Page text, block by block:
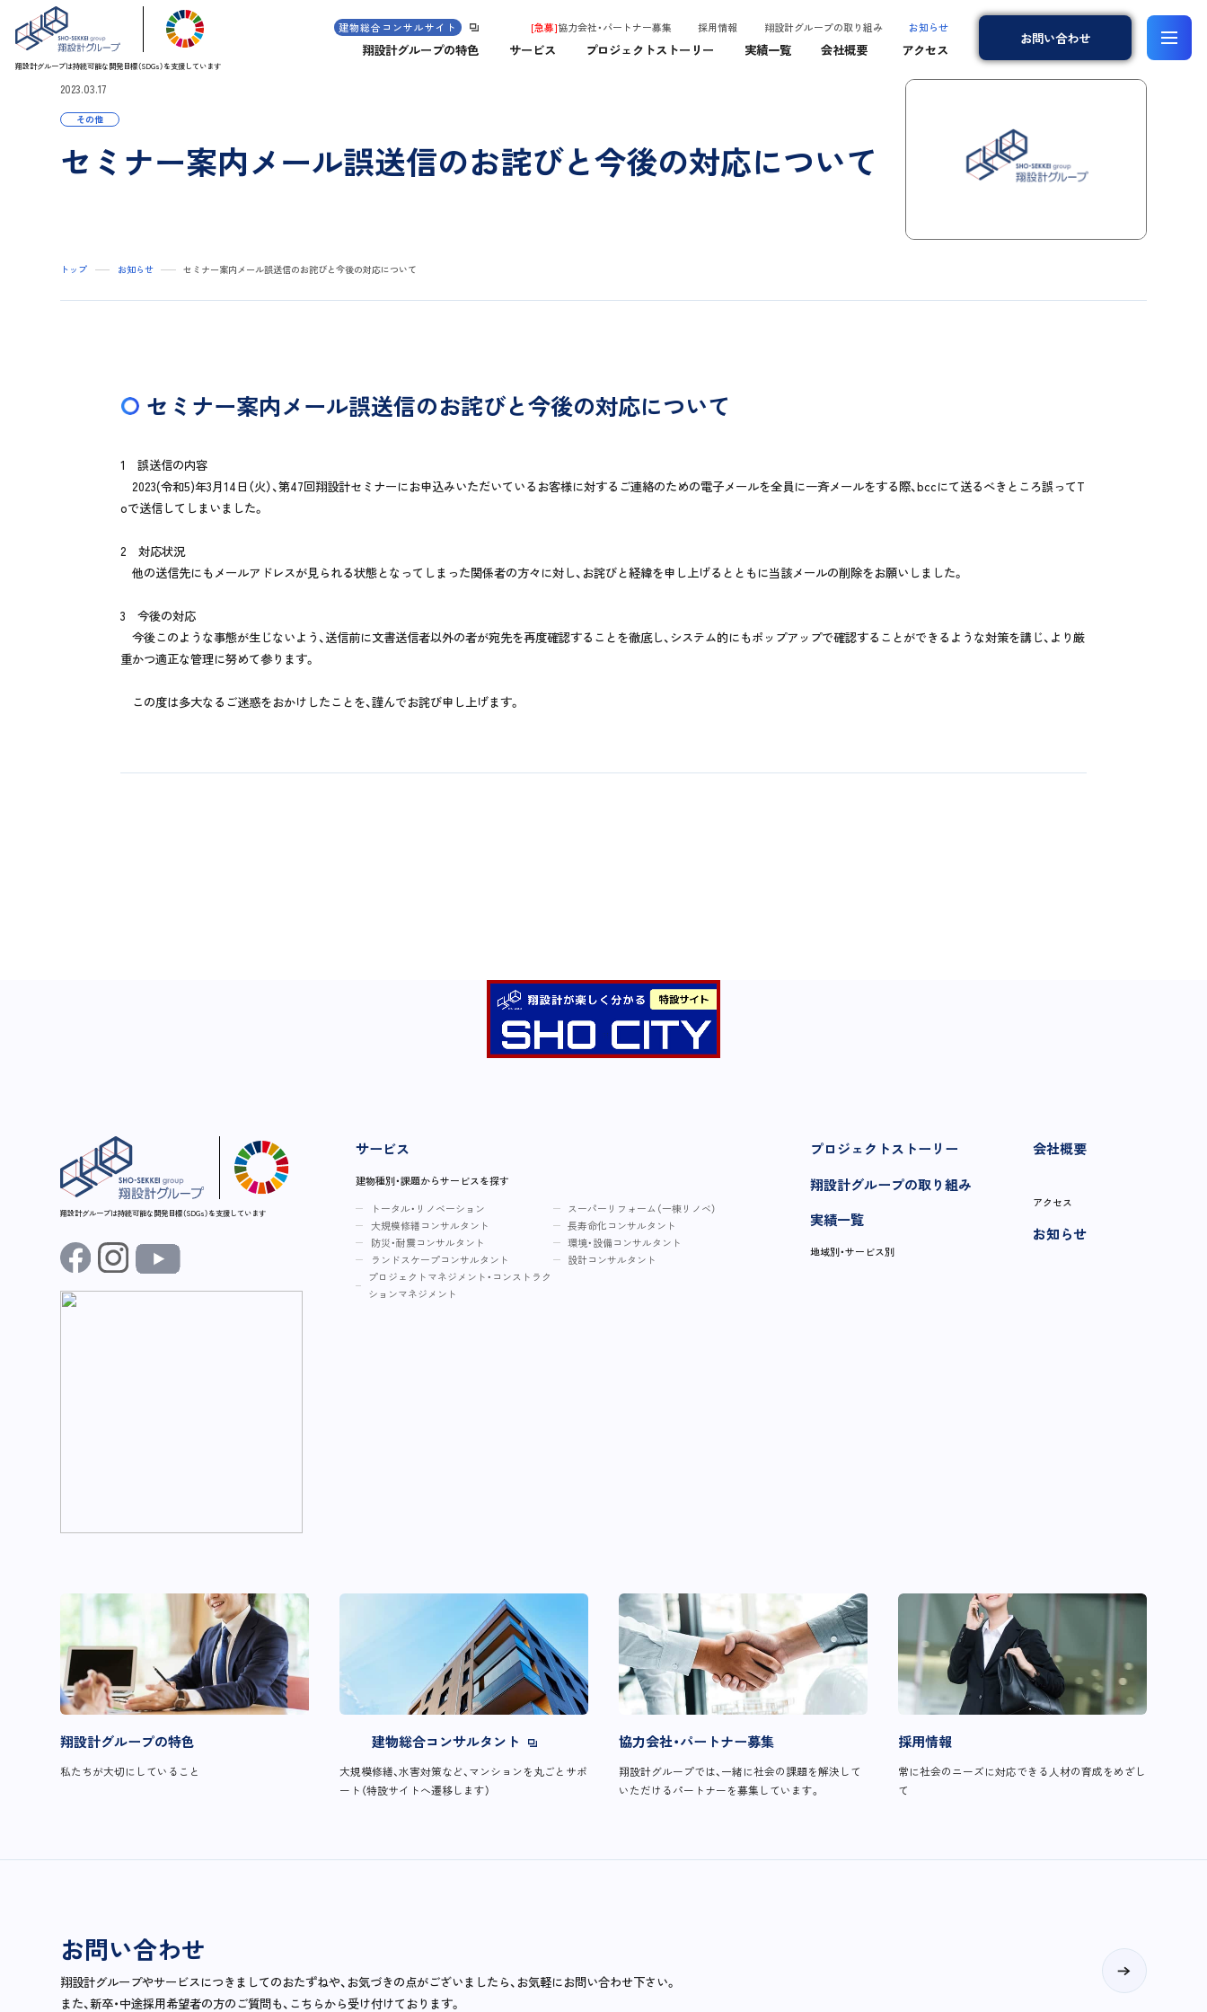
翔設計グループは持続可能な開発目標（SDGs）を支援しています
建物総合コンサルサイト [急募]協力会社・パートナー募集 採用情報 翔設計グループの取り組み お知らせ
翔設計グループの特色 サービス プロジェクトストーリー 実績一覧 会社概要 アクセス
お問い合わせ
2023.03.17
セミナー案内メール誤送信のお詫びと今後の対応について
その他
トップ お知らせ セミナー案内メール誤送信のお詫びと今後の対応について
セミナー案内メール誤送信のお詫びと今後の対応について
1 誤送信の内容
2023(令和5)年3月14日（火）、第47回翔設計セミナーにお申込みいただいているお客様に対するご連絡のための電子メールを全員に一斉メールをする際、bccにて送るべきところ誤ってT
oで送信してしまいました。
2 対応状況
他の送信先にもメールアドレスが見られる状態となってしまった関係者の方々に対し、お詫びと経緯を申し上げるとともに当該メールの削除をお願いしました。
3 今後の対応
今後このような事態が生じないよう、送信前に文書送信者以外の者が宛先を再度確認することを徹底し、システム的にもポップアップで確認することができるような対策を講じ、より厳
重かつ適正な管理に努めて参ります。
この度は多大なるご迷惑をおかけしたことを、謹んでお詫び申し上げます。
翔設計グループは持続可能な開発目標（SDGs）を支援しています
サービス
建物種別・課題からサービスを探す
トータル・リノベーション
スーパーリフォーム（一棟リノベ）
大規模修繕コンサルタント
長寿命化コンサルタント
防災・耐震コンサルタント
環境・設備コンサルタント
ランドスケープコンサルタント
設計コンサルタント
プロジェクトマネジメント・コンストラク
ションマネジメント
プロジェクトストーリー
翔設計グループの取り組み
実績一覧
地域別・サービス別
会社概要
アクセス
お知らせ
翔設計グループの特色
私たちが大切にしていること
建物総合コンサルタント
大規模修繕、水害対策など、マンションを丸ごとサポ
ート（特設サイトへ遷移します）
協力会社・パートナー募集
翔設計グループでは、一緒に社会の課題を解決して
いただけるパートナーを募集しています。
採用情報
常に社会のニーズに対応できる人材の育成をめざし
て
お問い合わせ
翔設計グループやサービスにつきましてのおたずねや、お気づきの点がございましたら、お気軽にお問い合わせ下さい。
また、新卒・中途採用希望者の方のご質問も、こちらから受け付けております。